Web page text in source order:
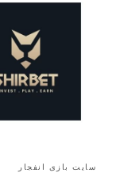
سایت بازی انفجار